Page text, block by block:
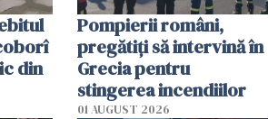
din
Pompierii români,
pregătiţi să intervină în
Grecia pentru
stingerea incendiilor
01 AUGUST 2026